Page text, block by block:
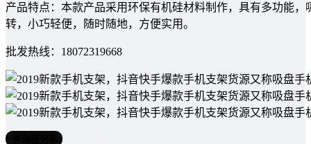
产品特点：本款产品采用环保有机硅材料制作，具有多功能
转，小巧轻便，随时随地，方便实用。
批发热线：18072319668